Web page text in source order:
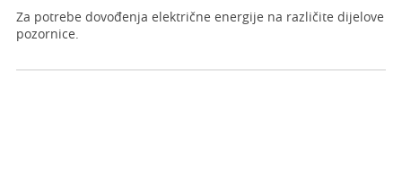
Za potrebe dovođenja električne energije na različite dijelove
pozornice.